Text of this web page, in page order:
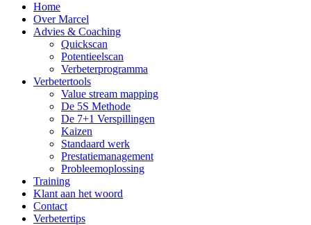
Home
Over Marcel
Advies & Coaching
Quickscan
Potentieelscan
Verbeterprogramma
Verbetertools
Value stream mapping
De 5S Methode
De 7+1 Verspillingen
Kaizen
Standaard werk
Prestatiemanagement
Probleemoplossing
Training
Klant aan het woord
Contact
Verbetertips